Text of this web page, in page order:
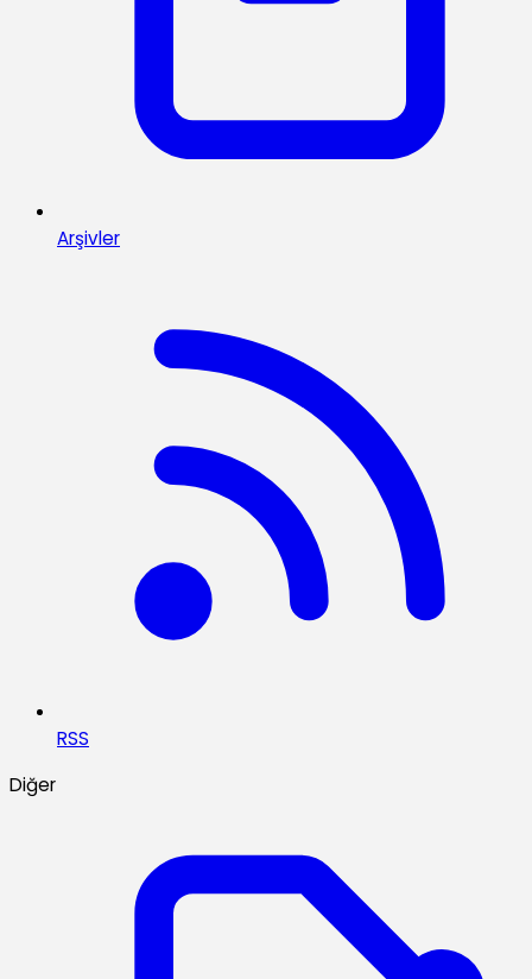
Arşivler
RSS
Diğer